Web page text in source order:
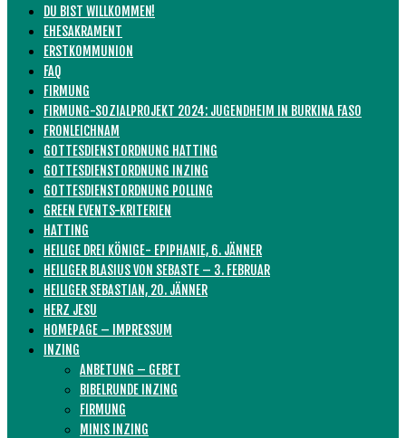
DU BIST WILLKOMMEN!
EHESAKRAMENT
ERSTKOMMUNION
FAQ
FIRMUNG
FIRMUNG-SOZIALPROJEKT 2024: JUGENDHEIM IN BURKINA FASO
FRONLEICHNAM
GOTTESDIENSTORDNUNG HATTING
GOTTESDIENSTORDNUNG INZING
GOTTESDIENSTORDNUNG POLLING
GREEN EVENTS-KRITERIEN
HATTING
HEILIGE DREI KÖNIGE- EPIPHANIE, 6. JÄNNER
HEILIGER BLASIUS VON SEBASTE – 3. FEBRUAR
HEILIGER SEBASTIAN, 20. JÄNNER
HERZ JESU
HOMEPAGE – IMPRESSUM
INZING
ANBETUNG – GEBET
BIBELRUNDE INZING
FIRMUNG
MINIS INZING